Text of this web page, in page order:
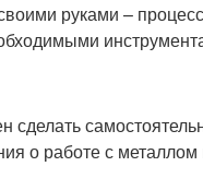
руками –
сделать
о работе с